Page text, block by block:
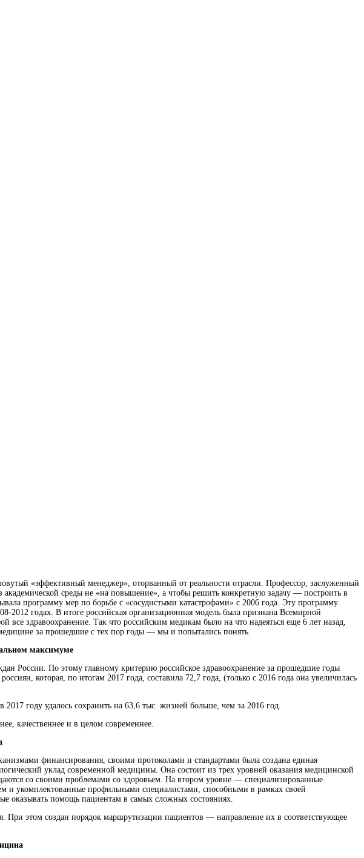
«эффективный менеджер», оторванный от реальности отрасли. Профессор, заслуженный
среды не «на повышение», а чтобы решить конкретную задачу — построить в
программу мер по борьбе с «сосудистыми катастрофами» с 2006 года. Эту программу
2012 годах. В итоге российская организационная модель была признана Всемирной
все здравоохранение. Так что российским медикам было на что надеяться еще 6 лет назад,
за прошедшие с тех пор годы — мы и попытались понять.
максимуме
России. По этому главному критерию российское здравоохранение за прошедшие годы
которая, по итогам 2017 года, составила 72,7 года, (только с 2016 года она увеличилась
году удалось сохранить на 63,6 тыс. жизней больше, чем за 2016 год.
качественнее и в целом современнее.
финансирования, своими протоколами и стандартами была создана единая
уклад современной медицины. Она состоит из трех уровней оказания медицинской
со своими проблемами со здоровьем. На втором уровне — специализированные
укомплектованные профильными специалистами, способными в рамках своей
оказывать помощь пациентам в самых сложных состояниях.
этом создан порядок маршрутизации пациентов — направление их в соответствующее